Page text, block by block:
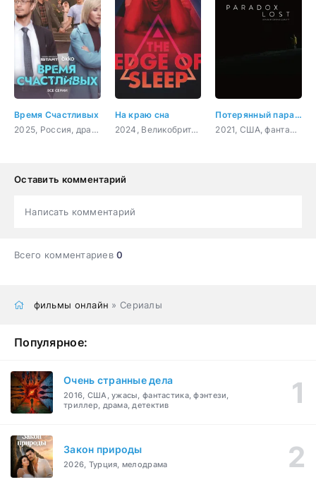
Время Счастливых
2025, Россия, драма, комедия
На краю сна
2024, Великобритания, США, Канада, триллер, детектив
Потерянный парадокс
2021, США, фантастика, комедия
Оставить комментарий
Написать комментарий
Всего комментариев0
фильмы онлайн » Сериалы
Популярное:
Очень странные дела
2016, США, ужасы, фантастика, фэнтези,
триллер, драма, детектив
Закон природы
2026, Турция, мелодрама